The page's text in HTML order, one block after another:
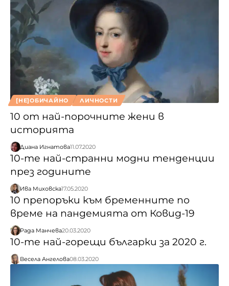
[НЕ]ОБИЧАЙНО ЛИЧНОСТИ
10 от най-порочните жени в
историята
Диана Игнатова11.07.2020
10-те най-странни модни тенденции
през годините
Ива Миховска17.05.2020
10 препоръки към бременните по
време на пандемията от Ковид-19
Рада Манчева20.03.2020
10-те най-горещи българки за 2020 г.
Весела Ангелова08.03.2020